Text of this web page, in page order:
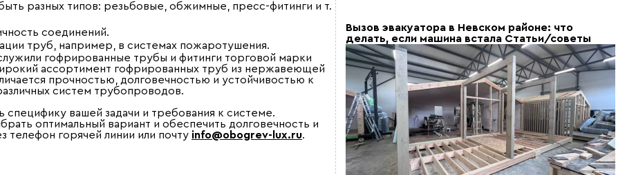
разных типов: резьбовые, обжимные, пресс-фитинги и т.
соединений.
труб, например, в системах пожаротушения.
гофрированные трубы и фитинги торговой марки
ассортимент гофрированных труб из нержавеющей
прочностью, долговечностью и устойчивостью к
систем трубопроводов.
вашей задачи и требования к системе.
оптимальный вариант и обеспечить долговечность и
телефон горячей линии или почту info@obogrev-lux.ru.
Вызов эвакуатора в Невском районе: что
делать, если машина встала Статьи/советы